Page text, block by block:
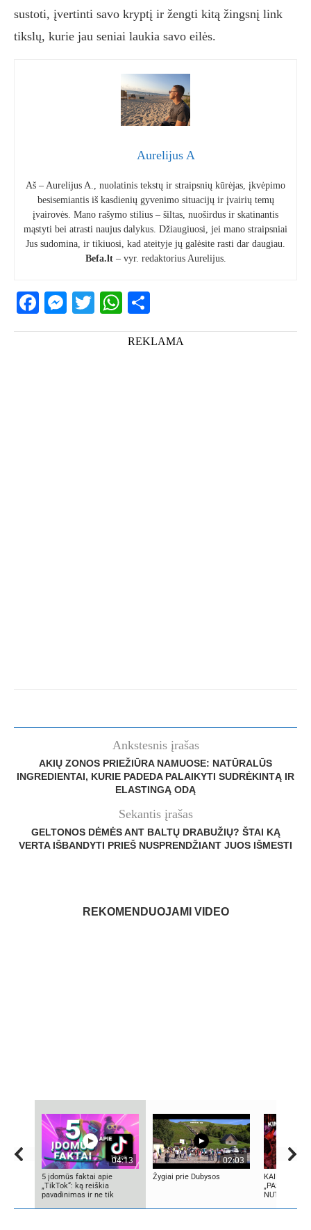
sustoti, įvertinti savo kryptį ir žengti kitą žingsnį link
tikslų, kurie jau seniai laukia savo eilės.
Aurelijus A
Aš – Aurelijus A., nuolatinis tekstų ir straipsnių kūrėjas, įkvėpimo
besisemiantis iš kasdienių gyvenimo situacijų ir įvairių temų
įvairovės. Mano rašymo stilius – šiltas, nuoširdus ir skatinantis
mąstyti bei atrasti naujus dalykus. Džiaugiuosi, jei mano straipsniai
Jus sudomina, ir tikiuosi, kad ateityje jų galėsite rasti dar daugiau.
Befa.lt– vyr. redaktorius Aurelijus.
Facebook
Messenger
TwitterWhatsApp
REKLAMA
Ankstesnis įrašas
AKIŲ ZONOS PRIEŽIŪRA NAMUOSE: NATŪRALŪS
INGREDIENTAI, KURIE PADEDA PALAIKYTI SUDRĖKINTĄ IR
ELASTINGĄ ODĄ
Sekantis įrašas
GELTONOS DĖMĖS ANT BALTŲ DRABUŽIŲ? ŠTAI KĄ
VERTA IŠBANDYTI PRIEŠ NUSPRENDŽIANT JUOS IŠMESTI
REKOMENDUOJAMI VIDEO
04:13
5 įdomūs faktai apie
„TikTok“: ką reiškia
pavadinimas ir ne tik
02:03
Žygiai prie Dubysos
KAIP KINIJA
„PASAULIO
NUTYLĖTA